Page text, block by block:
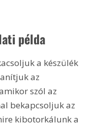
példa
a készülék
az
szól az
bekapcsoljuk az
kibotorkálunk a